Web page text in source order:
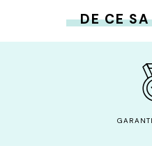
DE CE